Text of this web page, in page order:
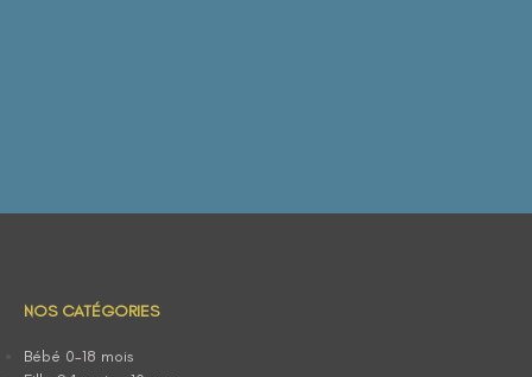
NOS CATÉGORIES
Bébé 0-18 mois